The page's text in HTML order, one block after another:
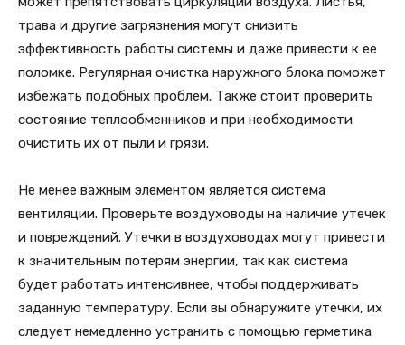
трава и другие загрязнения могут снизить
эффективность работы системы и даже привести к ее
поломке. Регулярная очистка наружного блока поможет
избежать подобных проблем. Также стоит проверить
состояние теплообменников и при необходимости
очистить их от пыли и грязи.
Не менее важным элементом является система
вентиляции. Проверьте воздуховоды на наличие утечек
и повреждений. Утечки в воздуховодах могут привести
к значительным потерям энергии, так как система
будет работать интенсивнее, чтобы поддерживать
заданную температуру. Если вы обнаружите утечки, их
следует немедленно устранить с помощью герметика